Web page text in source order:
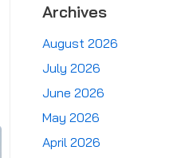
Archives
August 2026
July 2026
June 2026
May 2026
April 2026